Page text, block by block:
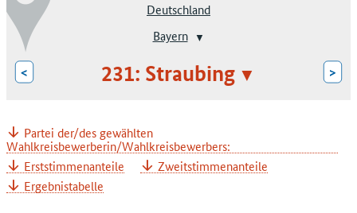
Deutschland
Bayern
< 231: Straubing >
Partei der/des gewählten
Wahlkreisbewerberin/Wahlkreisbewerbers:
Erststimmenanteile
Zweitstimmenanteile
Ergebnistabelle